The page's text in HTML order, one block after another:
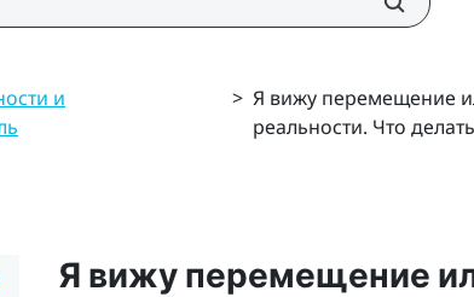
и
> Я вижу перемещение
реальности. Что
Я вижу перемещение